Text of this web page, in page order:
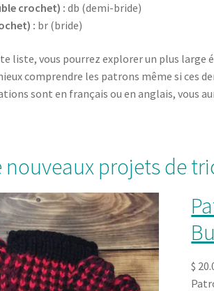
crochet) : db (demi-bride)
: br (bride)
liste, vous pourrez explorer un plus large
comprendre les patrons même si ces
sont en français ou en anglais, vous
nouveaux projets de
$